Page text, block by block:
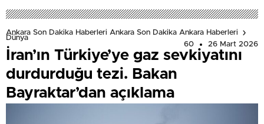
Ankara Son Dakika Haberleri Ankara Son Dakika Ankara Haberleri
Dünya
60
26 Mart 2026
İran’ın Türkiye’ye gaz sevkiyatını
durdurduğu tezi. Bakan
Bayraktar’dan açıklama